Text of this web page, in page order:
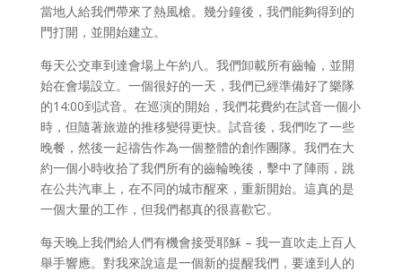
當地人給我們帶來了熱風槍。幾分鐘後，我們能夠得到的
門打開，並開始建立。
每天公交車到達會場上午約八。我們卸載所有齒輪，並開
始在會場設立。一個很好的一天，我們已經準備好了樂隊
的14:00到試音。在巡演的開始，我們花費約在試音一個小
時，但隨著旅遊的推移變得更快。試音後，我們吃了一些
晚餐，然後一起禱告作為一個整體的創作團隊。我們在大
約一個小時收拾了我們所有的齒輪晚後，擊中了陣雨，跳
在公共汽車上，在不同的城市醒來，重新開始。這真的是
一個大量的工作，但我們都真的很喜歡它。
每天晚上我們給人們有機會接受耶穌 – 我一直吹走上百人
舉手響應。對我來說這是一個新的提醒我們，要達到人的